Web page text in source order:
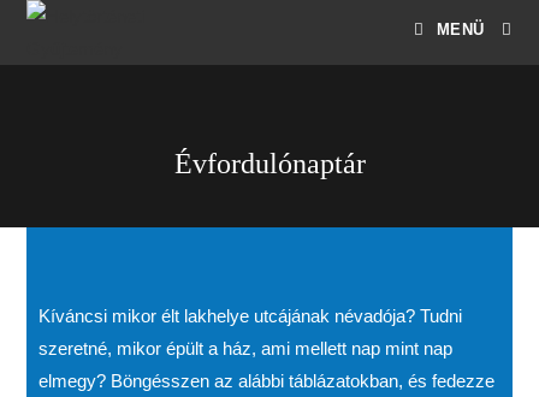
MENÜ
Évfordulónaptár
Kíváncsi mikor élt lakhelye utcájának névadója? Tudni
szeretné, mikor épült a ház, ami mellett nap mint nap
elmegy? Böngésszen az alábbi táblázatokban, és fedezze